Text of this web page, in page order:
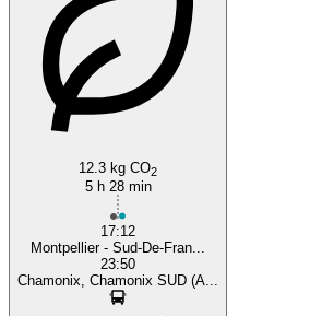
12.3 kg CO2
5 h 28 min
17:12
Montpellier - Sud-De-Fran...
23:50
Chamonix, Chamonix SUD (A...